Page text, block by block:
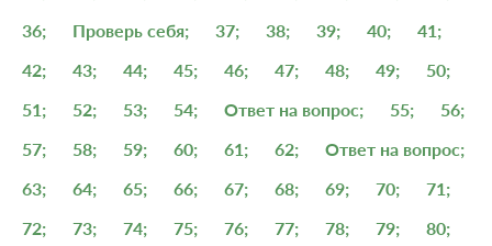
36;
Проверь себя; 37; 38; 39; 40;
41;
42;
43; 44; 45; 46; 47; 48; 49;
50;
51;
52; 53; 54; Ответ на вопрос; 55;
56;
57;
58; 59; 60; 61; 62;
Ответ на вопрос;
63;
64; 65; 66; 67; 68; 69; 70;
71;
72;
73; 74; 75; 76; 77; 78; 79;
80;